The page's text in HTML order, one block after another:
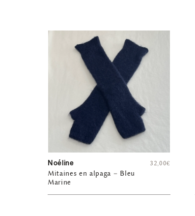
Noéline
Mitaines en alpaga – Bleu
Marine
32,00€